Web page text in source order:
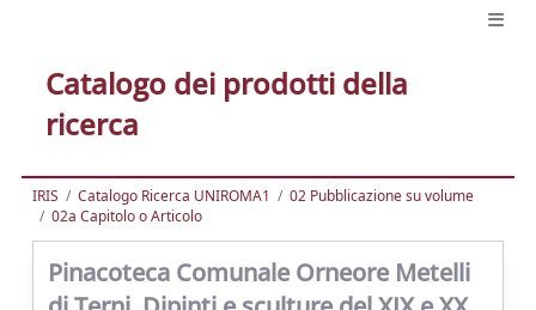
Catalogo dei prodotti della
ricerca
IRIS Catalogo Ricerca UNIROMA1
02 Pubblicazione su volume
02a Capitolo o Articolo
Pinacoteca Comunale Orneore Metelli